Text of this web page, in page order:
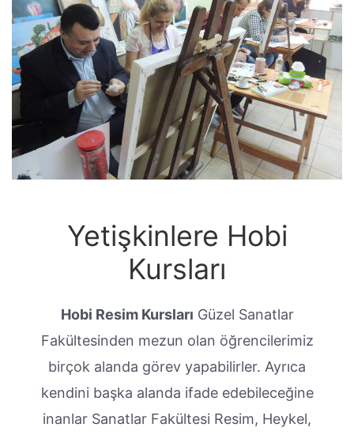
Yetişkinlere Hobi
Kursları
Hobi Resim Kursları Güzel Sanatlar
Fakültesinden mezun olan öğrencilerimiz
birçok alanda görev yapabilirler. Ayrıca
kendini başka alanda ifade edebileceğine
inanlar Sanatlar Fakültesi Resim, Heykel,